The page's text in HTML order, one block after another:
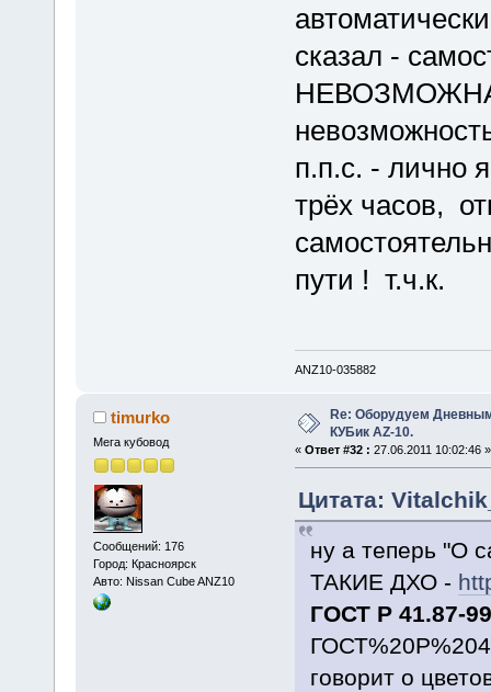
сказал -
НЕВОЗМОЖНА,
п.п.с. - лично
трёх часов,
пути ! т.ч.к.
ANZ10-035882
timurko
Мега кубовод
Сообщений: 176
Город: Красноярск
Авто: Nissan Cube ANZ10
Re: Оборудуем
КУБик AZ-10.
« Ответ #32 : 27.06.2011 10:02:46 »
Цитата:
ну а теперь "О
ТАКИЕ ДХО -
ГОСТР 41.87-99
говорит о